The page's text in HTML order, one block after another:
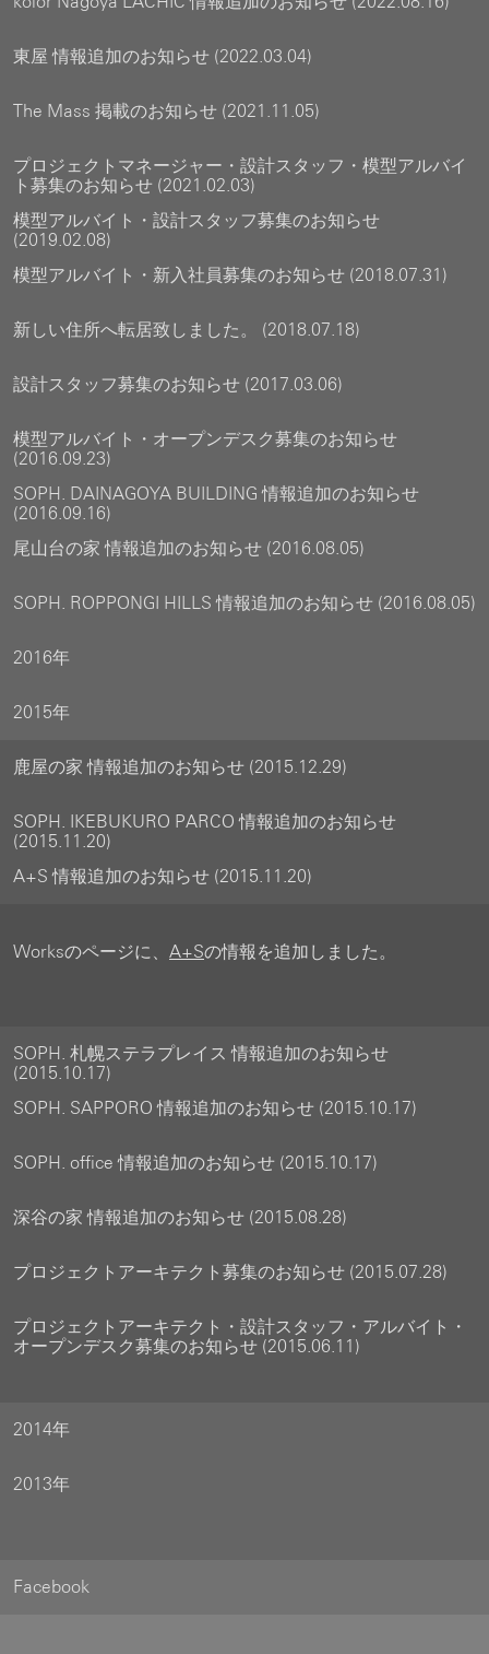
東屋 情報追加のお知らせ (2022.03.04)
The Mass 掲載のお知らせ (2021.11.05)
プロジェクトマネージャー・設計スタッフ・模型アルバイ
ト募集のお知らせ (2021.02.03)
模型アルバイト・設計スタッフ募集のお知らせ
(2019.02.08)
模型アルバイト・新入社員募集のお知らせ (2018.07.31)
新しい住所へ転居致しました。 (2018.07.18)
設計スタッフ募集のお知らせ (2017.03.06)
模型アルバイト・オープンデスク募集のお知らせ
(2016.09.23)
SOPH. DAINAGOYA BUILDING 情報追加のお知らせ
(2016.09.16)
尾山台の家 情報追加のお知らせ (2016.08.05)
SOPH. ROPPONGI HILLS 情報追加のお知らせ (2016.08.05)
2016年
2015年
鹿屋の家 情報追加のお知らせ (2015.12.29)
SOPH. IKEBUKURO PARCO 情報追加のお知らせ
(2015.11.20)
A+S 情報追加のお知らせ (2015.11.20)
Worksのページに、 A+Sの情報を追加しました。
SOPH. 札幌ステラプレイス 情報追加のお知らせ
(2015.10.17)
SOPH. SAPPORO 情報追加のお知らせ (2015.10.17)
SOPH. office 情報追加のお知らせ (2015.10.17)
深谷の家 情報追加のお知らせ (2015.08.28)
プロジェクトアーキテクト募集のお知らせ (2015.07.28)
プロジェクトアーキテクト・設計スタッフ・アルバイト・
オープンデスク募集のお知らせ (2015.06.11)
2014年
2013年
Facebook